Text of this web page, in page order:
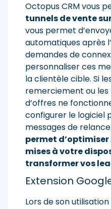
Octopus CRM vous
tunnels de vente
vous permet
automatiques après
demandes de
personnaliser ces
la clientèle cible. Si
remerciement ou
d’offres ne
configurer le logiciel
messages de relance.
permet
mises à votre
transformer vos
Extension
Lors de son